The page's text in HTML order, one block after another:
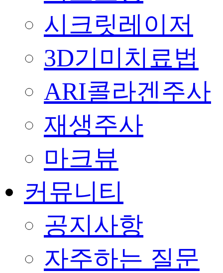
시크릿레이저
3D기미치료법
ARI콜라겐주사
재생주사
마크뷰
커뮤니티
공지사항
자주하는 질문